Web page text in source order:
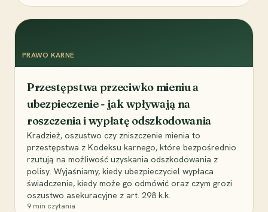
PRAWO KARNE
Przestępstwa przeciwko mieniu a
ubezpieczenie - jak wpływają na
roszczenia i wypłatę odszkodowania
Kradzież, oszustwo czy zniszczenie mienia to
przestępstwa z Kodeksu karnego, które bezpośrednio
rzutują na możliwość uzyskania odszkodowania z
polisy. Wyjaśniamy, kiedy ubezpieczyciel wypłaca
świadczenie, kiedy może go odmówić oraz czym grozi
oszustwo asekuracyjne z art. 298 k.k.
9 min czytania